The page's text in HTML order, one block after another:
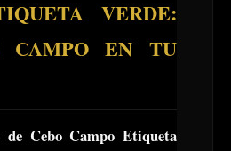
VERDE:
CAMPO EN TU
de Cebo Campo Etiqueta